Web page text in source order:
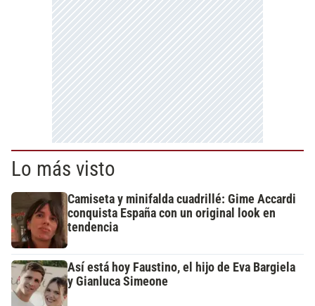
Lo más visto
Camiseta y minifalda cuadrillé: Gime Accardi
conquista España con un original look en
tendencia
Así está hoy Faustino, el hijo de Eva Bargiela
y Gianluca Simeone